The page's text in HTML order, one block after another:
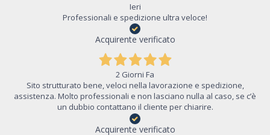
Ieri
Professionali e spedizione ultra veloce!
Acquirente verificato
2 Giorni Fa
Sito strutturato bene, veloci nella lavorazione e spedizione,
assistenza. Molto professionali e non lasciano nulla al caso, se c’è
un dubbio contattano il cliente per chiarire.
Acquirente verificato